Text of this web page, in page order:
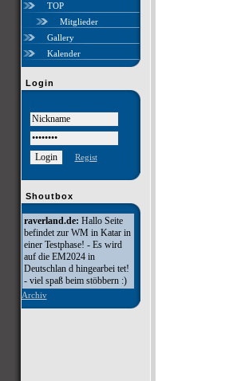
TOP
Mitglieder
Gallery
Kalender
Login
Regist
Shoutbox
raverland.de: Hallo Seite
befindet zur WM in Katar in
einer Testphase! - Es wird
auf die EM2024 in
Deutschlan d hingearbei tet!
- viel spaß beim stöbbern :)
Archiv